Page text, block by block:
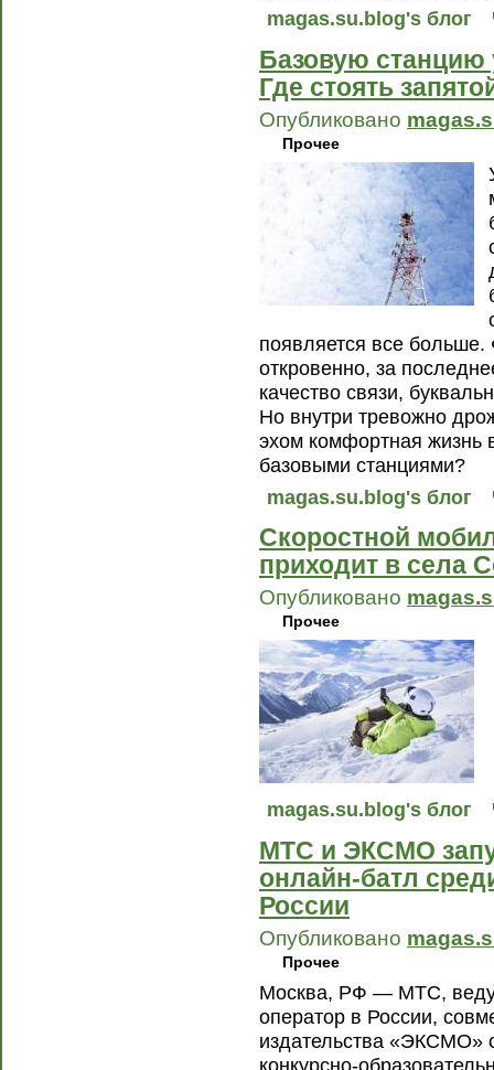
magas.su.blog's блог
Базовую станцию
Где стоять
Опубликовано
Прочее
появляется все больше.
откровенно, за
качество связи,
Но внутри тревожно
эхом комфортная жизнь
базовыми станциями?
magas.su.blog's блог
Скоростной
приходит в села
Опубликовано
Прочее
magas.su.blog's блог
МТС и ЭКСМО
онлайн-батл
России
Опубликовано
Прочее
Москва, РФ — МТС,
оператор в России,
издательства «ЭКСМО»